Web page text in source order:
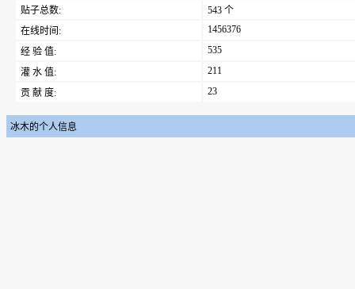
贴子总数:
543 个
在线时间:
1456376
经 验 值:
535
灌 水 值:
211
贡 献 度:
23
冰木的个人信息